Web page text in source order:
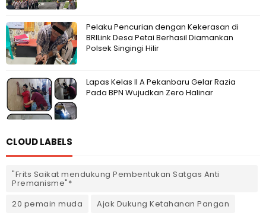
Pelaku Pencurian dengan Kekerasan di
BRILink Desa Petai Berhasil Diamankan
Polsek Singingi Hilir
Lapas Kelas II A Pekanbaru Gelar Razia
Pada BPN Wujudkan Zero Halinar
CLOUD LABELS
"Frits Saikat mendukung Pembentukan Satgas Anti
Premanisme"*
20 pemain muda
Ajak Dukung Ketahanan Pangan